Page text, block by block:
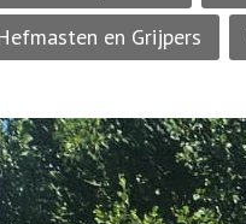
en Grijpers